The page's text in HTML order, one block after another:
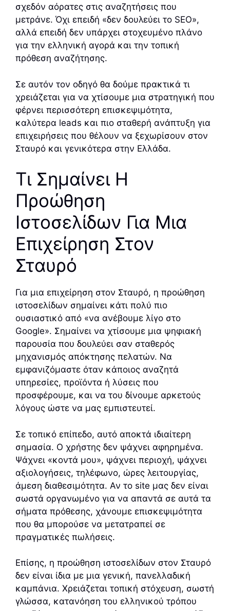
σχεδόν αόρατες στις αναζητήσεις που
μετράνε. Όχι επειδή «δεν δουλεύει το SEO»,
αλλά επειδή δεν υπάρχει στοχευμένο πλάνο
για την ελληνική αγορά και την τοπική
πρόθεση αναζήτησης.
Σε αυτόν τον οδηγό θα δούμε πρακτικά τι
χρειάζεται για να χτίσουμε μια στρατηγική που
φέρνει περισσότερη επισκεψιμότητα,
καλύτερα leads και πιο σταθερή ανάπτυξη για
επιχειρήσεις που θέλουν να ξεχωρίσουν στον
Σταυρό και γενικότερα στην Ελλάδα.
Τι Σημαίνει Η
Προώθηση
Ιστοσελίδων Για Μια
Επιχείρηση Στον
Σταυρό
Για μια επιχείρηση στον Σταυρό, η προώθηση
ιστοσελίδων σημαίνει κάτι πολύ πιο
ουσιαστικό από «να ανέβουμε λίγο στο
Google». Σημαίνει να χτίσουμε μια ψηφιακή
παρουσία που δουλεύει σαν σταθερός
μηχανισμός απόκτησης πελατών. Να
εμφανιζόμαστε όταν κάποιος αναζητά
υπηρεσίες, προϊόντα ή λύσεις που
προσφέρουμε, και να του δίνουμε αρκετούς
λόγους ώστε να μας εμπιστευτεί.
Σε τοπικό επίπεδο, αυτό αποκτά ιδιαίτερη
σημασία. Ο χρήστης δεν ψάχνει αφηρημένα.
Ψάχνει «κοντά μου», ψάχνει περιοχή, ψάχνει
αξιολογήσεις, τηλέφωνο, ώρες λειτουργίας,
άμεση διαθεσιμότητα. Αν το site μας δεν είναι
σωστά οργανωμένο για να απαντά σε αυτά τα
σήματα πρόθεσης, χάνουμε επισκεψιμότητα
που θα μπορούσε να μετατραπεί σε
πραγματικές πωλήσεις.
Επίσης, η προώθηση ιστοσελίδων στον Σταυρό
δεν είναι ίδια με μια γενική, πανελλαδική
καμπάνια. Χρειάζεται τοπική στόχευση, σωστή
γλώσσα, κατανόηση του ελληνικού τρόπου